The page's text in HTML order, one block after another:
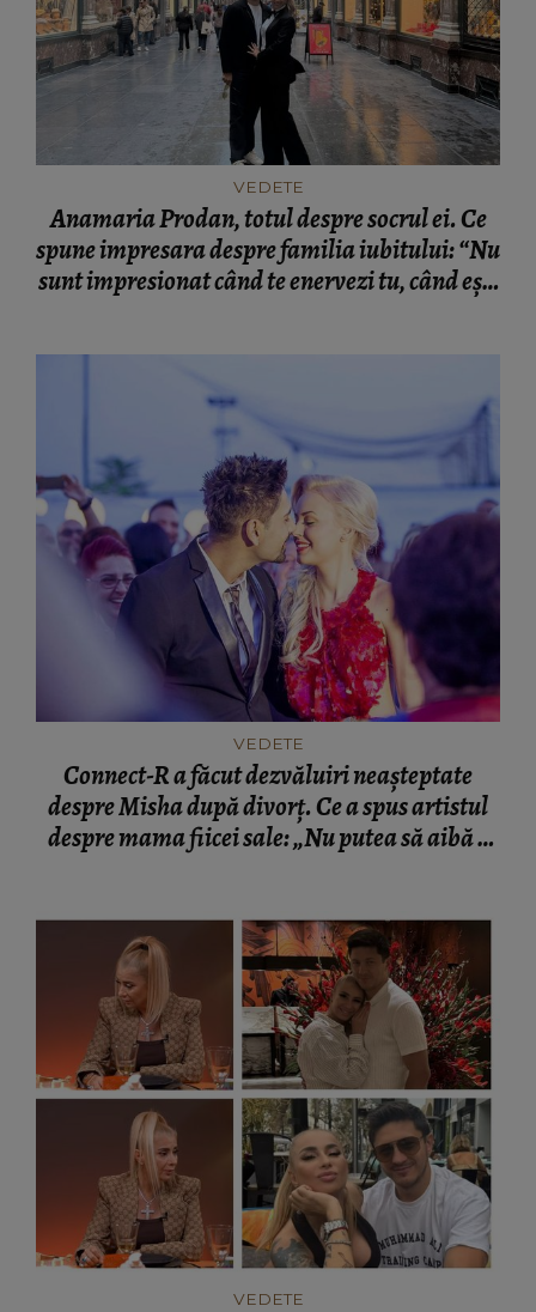
VEDETE
Anamaria Prodan, totul despre socrul ei. Ce
spune impresara despre familia iubitului: “Nu
sunt impresionat când te enervezi tu, când ești
VEDETE
Connect-R a făcut dezvăluiri neașteptate
despre Misha după divorț. Ce a spus artistul
despre mama fiicei sale: „Nu putea să aibă o
VEDETE